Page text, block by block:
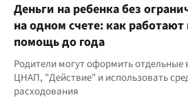
Деньги на ребенка без
на одном счете: как
помощь до года
Родители могут оформить
ЦНАП, "Действие" и использовать
расходования